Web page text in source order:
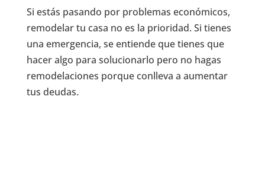
Si estás pasando por problemas económicos,
remodelar tu casa no es la prioridad. Si tienes
una emergencia, se entiende que tienes que
hacer algo para solucionarlo pero no hagas
remodelaciones porque conlleva a aumentar
tus deudas.